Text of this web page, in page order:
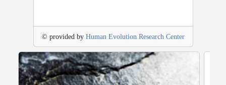
© provided by Human Evolution Research Center